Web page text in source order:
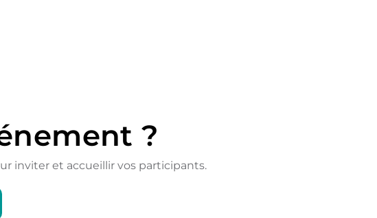
?
inviter et accueillir vos participants.